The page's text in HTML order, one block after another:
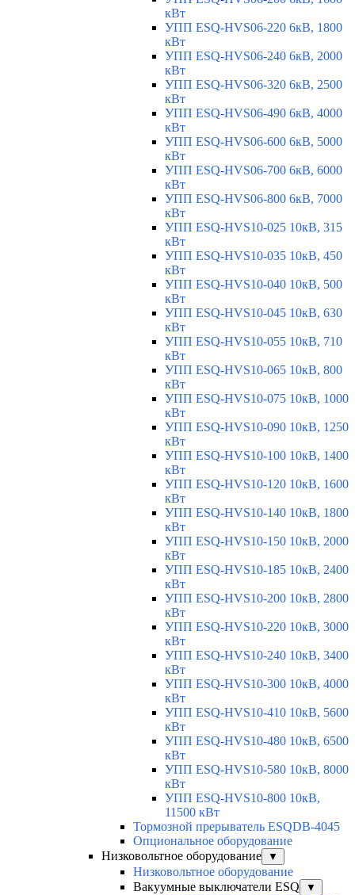
кВт
УПП ESQ-HVS06-220 6кВ, 1800
кВт
УПП ESQ-HVS06-240 6кВ, 2000
кВт
УПП ESQ-HVS06-320 6кВ, 2500
кВт
УПП ESQ-HVS06-490 6кВ, 4000
кВт
УПП ESQ-HVS06-600 6кВ, 5000
кВт
УПП ESQ-HVS06-700 6кВ, 6000
кВт
УПП ESQ-HVS06-800 6кВ, 7000
кВт
УПП ESQ-HVS10-025 10кВ, 315
кВт
УПП ESQ-HVS10-035 10кВ, 450
кВт
УПП ESQ-HVS10-040 10кВ, 500
кВт
УПП ESQ-HVS10-045 10кВ, 630
кВт
УПП ESQ-HVS10-055 10кВ, 710
кВт
УПП ESQ-HVS10-065 10кВ, 800
кВт
УПП ESQ-HVS10-075 10кВ, 1000
кВт
УПП ESQ-HVS10-090 10кВ, 1250
кВт
УПП ESQ-HVS10-100 10кВ, 1400
кВт
УПП ESQ-HVS10-120 10кВ, 1600
кВт
УПП ESQ-HVS10-140 10кВ, 1800
кВт
УПП ESQ-HVS10-150 10кВ, 2000
кВт
УПП ESQ-HVS10-185 10кВ, 2400
кВт
УПП ESQ-HVS10-200 10кВ, 2800
кВт
УПП ESQ-HVS10-220 10кВ, 3000
кВт
УПП ESQ-HVS10-240 10кВ, 3400
кВт
УПП ESQ-HVS10-300 10кВ, 4000
кВт
УПП ESQ-HVS10-410 10кВ, 5600
кВт
УПП ESQ-HVS10-480 10кВ, 6500
кВт
УПП ESQ-HVS10-580 10кВ, 8000
кВт
УПП ESQ-HVS10-800 10кВ,
11500 кВт
Тормозной прерыватель ESQDB-4045
Опциональное оборудование
Низковольтное оборудование
▼
Низковольтное оборудование
Вакуумные выключатели ESQ
▼